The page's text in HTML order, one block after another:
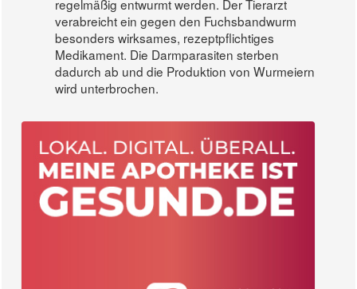
regelmäßig entwurmt werden. Der Tierarzt
verabreicht ein gegen den Fuchsbandwurm
besonders wirksames, rezeptpflichtiges
Medikament. Die Darmparasiten sterben
dadurch ab und die Produktion von Wurmeiern
wird unterbrochen.